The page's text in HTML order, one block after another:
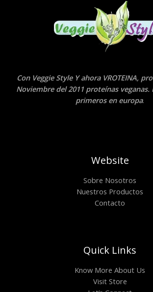
Con Veggie Style Y ahora VROTEINA,
Noviembre del 2011 proteínas veganas.
primeros en europa.
Website
Sobre Nosotros
Nuestros Productos
Contacto
Quick Links
Know More About Us
Visit Store